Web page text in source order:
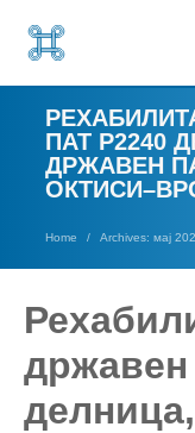
ПАТ Р2240
ДРЖАВЕН
Home Archives: мај
државен